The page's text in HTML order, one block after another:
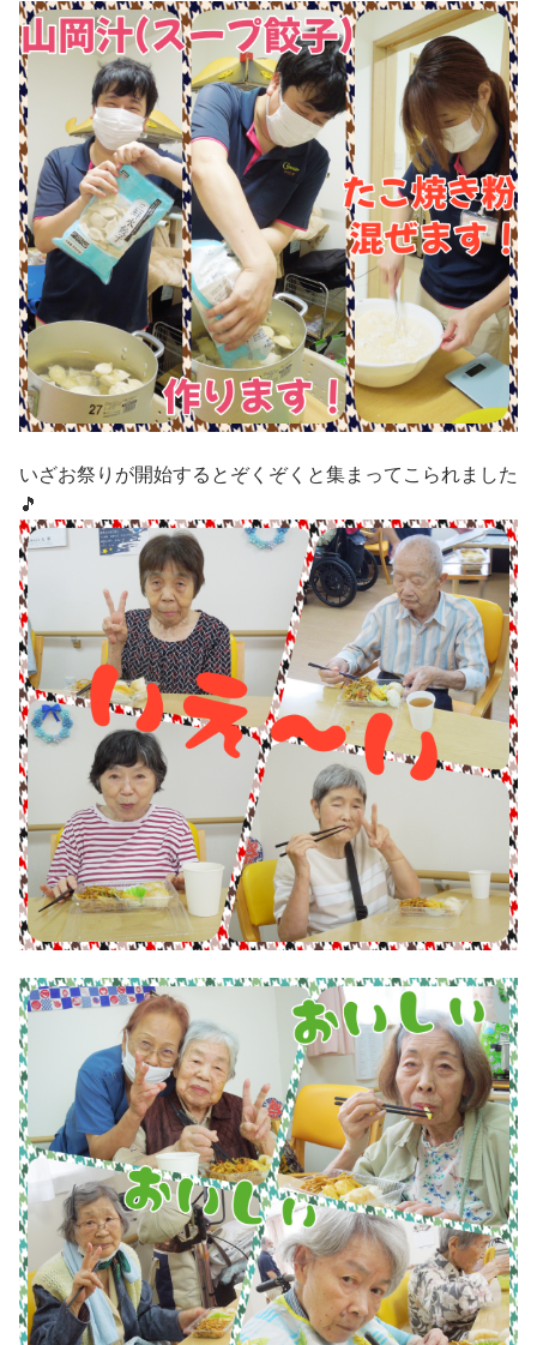
いざお祭りが開始するとぞくぞくと集まってこられました
🎵